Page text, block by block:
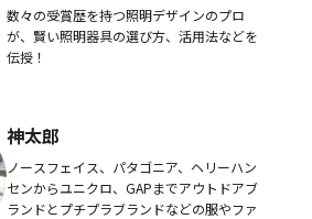
数々の受賞歴を持つ照明デザインのプロ
が、賢い照明器具の選び方、活用法などを
伝授！
神太郎
ノースフェイス、パタゴニア、ヘリーハン
センからユニクロ、GAPまでアウトドアブ
ランドとプチプラブランドなどの服やファ